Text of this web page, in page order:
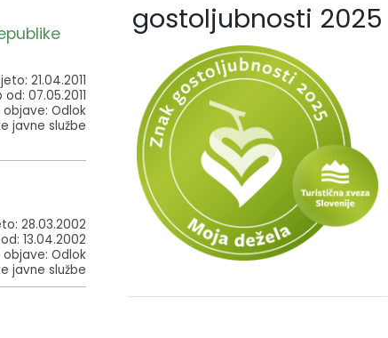
21.04.2011
07.05.2011
objave: Odlok
javne službe
28.03.2002
13.04.2002
objave: Odlok
javne službe
gostoljubnosti 2025